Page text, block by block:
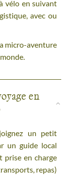
vélo en suivant
avec ou
micro-aventure
en
un petit
un guide local
prise en charge
repas)